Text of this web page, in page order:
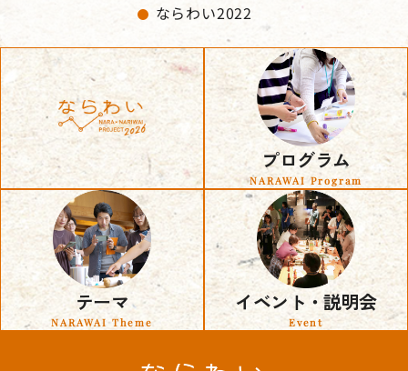
ならわい2022
プログラム
NARAWAI Program
テーマ
NARAWAI Theme
イベント・説明会
Event